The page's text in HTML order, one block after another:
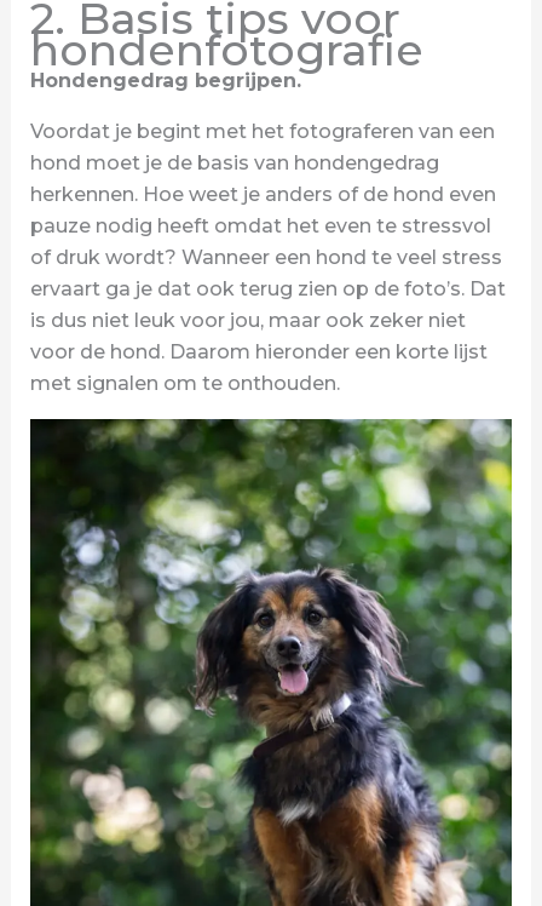
2. Basis tips voor
hondenfotografie
Hondengedrag begrijpen.
Voordat je begint met het fotograferen van een
hond moet je de basis van hondengedrag
herkennen. Hoe weet je anders of de hond even
pauze nodig heeft omdat het even te stressvol
of druk wordt? Wanneer een hond te veel stress
ervaart ga je dat ook terug zien op de foto’s. Dat
is dus niet leuk voor jou, maar ook zeker niet
voor de hond. Daarom hieronder een korte lijst
met signalen om te onthouden.